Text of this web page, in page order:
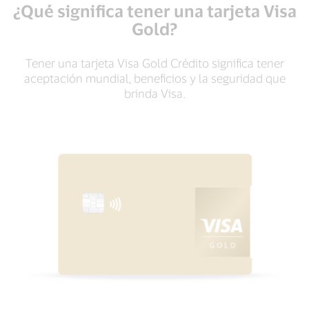
¿Qué significa tener una tarjeta Visa
Gold?
Tener una tarjeta Visa Gold Crédito significa tener
aceptación mundial, beneficios y la seguridad que
brinda Visa.